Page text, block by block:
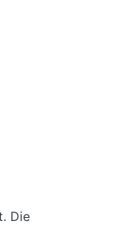
Die